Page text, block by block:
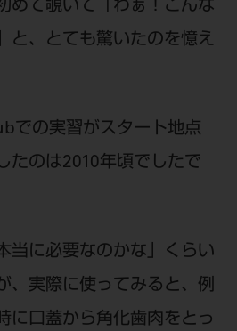
めて覗いて「わぁ！こんな
と、とても驚いたのを憶え
での実習がスタート地点
たのは2010年頃でしたで
当に必要なのかな」くらい
、実際に使ってみると、例
に口蓋から角化歯肉をとっ